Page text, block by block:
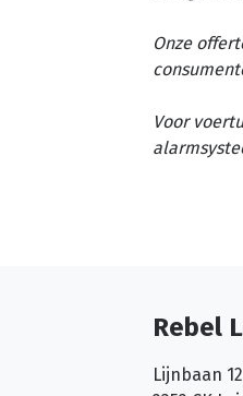
Onze
Voor
Rebel
Lijnbaan 12